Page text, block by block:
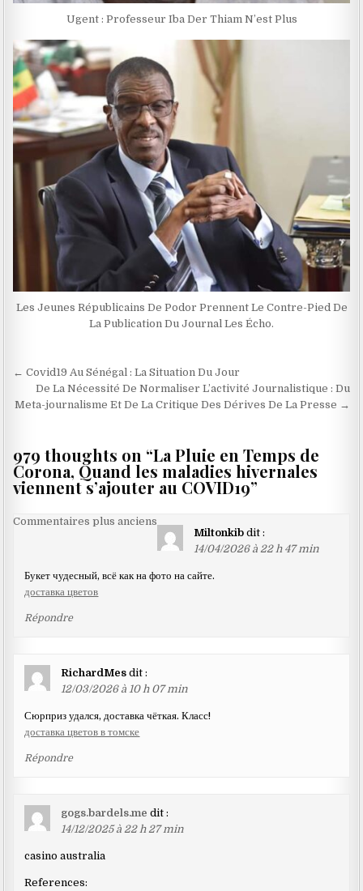
Ugent : Professeur Iba Der Thiam N’est Plus
Les Jeunes Républicains De Podor Prennent Le Contre-Pied De
La Publication Du Journal Les Écho.
Navigation
de
l’article
← Covid19 Au Sénégal : La Situation Du Jour
De La Nécessité De Normaliser L’activité Journalistique : Du
Meta-journalisme Et De La Critique Des Dérives De La Presse →
979 thoughts on “La Pluie en Temps de
Corona, Quand les maladies hivernales
viennent s’ajouter au COVID19”
Navigation
les
commentaires
Commentaires plus anciens
Miltonkib dit :
14/04/2026 à 22 h 47 min
Букет чудесный, всё как на фото на сайте.
доставка цветов
Répondre
RichardMes dit :
12/03/2026 à 10 h 07 min
Сюрприз удался, доставка чёткая. Класс!
доставка цветов в томске
Répondre
gogs.bardels.me dit :
14/12/2025 à 22 h 27 min
casino australia
References: